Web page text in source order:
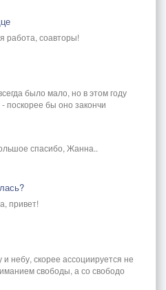
работа, соавторы!
было мало, но в этом году
поскорее бы оно закончи
спасибо, Жанна..
привет!
небу, скорее ассоциируется не
свободы, а со свободо